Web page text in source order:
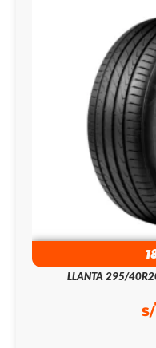
LLANTA 295/
S/